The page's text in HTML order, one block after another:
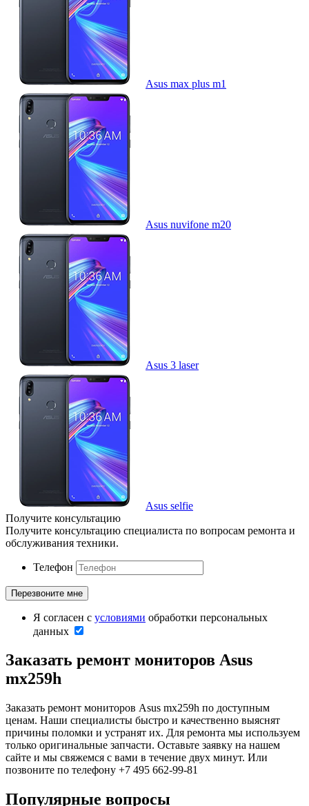
Asus max plus m1
Asus nuvifone m20
Asus 3 laser
Asus selfie
Получите консультацию
Получите консультацию специалиста по вопросам ремонта и
обслуживания техники.
Телефон
Я согласен с условиями обработки персональных
данных
Заказать ремонт мониторов Asus
mx259h
Заказать ремонт мониторов Asus mx259h по доступным
ценам. Наши специалисты быстро и качественно выяснят
причины поломки и устранят их. Для ремонта мы используем
только оригинальные запчасти. Оставьте заявку на нашем
сайте и мы свяжемся с вами в течение двух минут. Или
позвоните по телефону +7 495 662-99-81
Популярные вопросы